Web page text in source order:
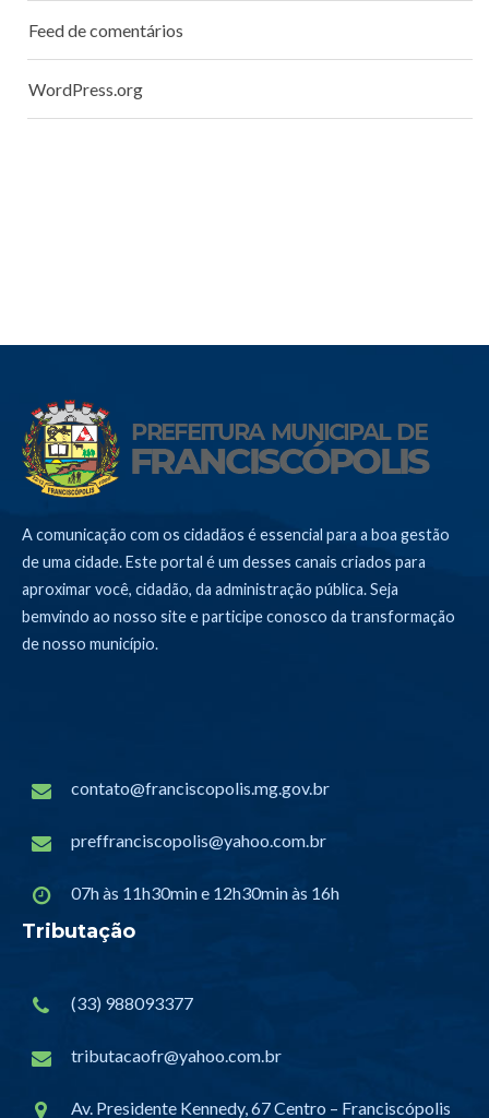
Feed de comentários
WordPress.org
A comunicação com os cidadãos é essencial para a boa gestão
de uma cidade. Este portal é um desses canais criados para
aproximar você, cidadão, da administração pública. Seja
bemvindo ao nosso site e participe conosco da transformação
de nosso município.
contato@franciscopolis.mg.gov.br
preffranciscopolis@yahoo.com.br
07h às 11h30min e 12h30min às 16h
Tributação
(33) 988093377
tributacaofr@yahoo.com.br
Av. Presidente Kennedy, 67 Centro – Franciscópolis